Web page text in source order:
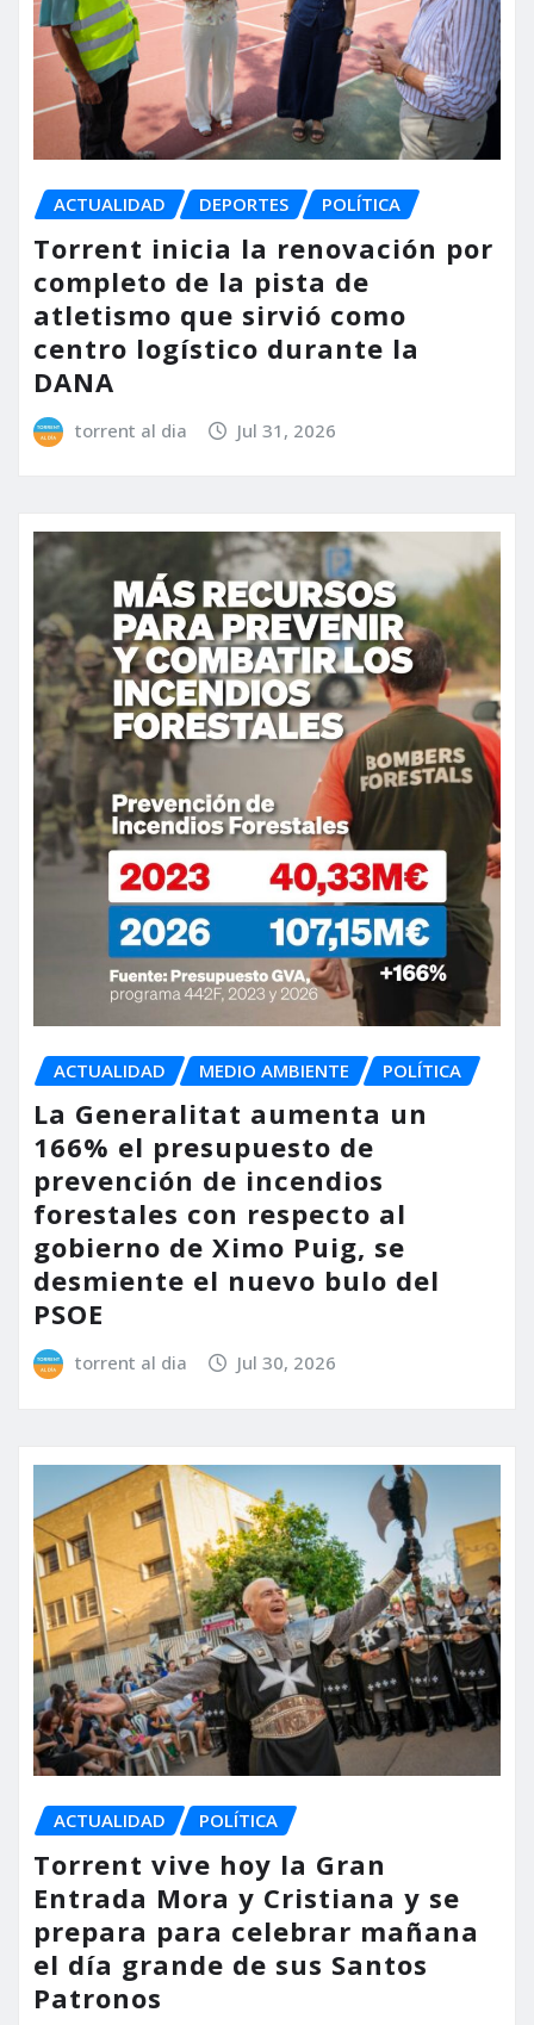
ACTUALIDAD DEPORTES POLÍTICA
Torrent inicia la renovación por
completo de la pista de
atletismo que sirvió como
centro logístico durante la
DANA
torrent al dia Jul 31, 2026
ACTUALIDAD MEDIO AMBIENTE POLÍTICA
La Generalitat aumenta un
166% el presupuesto de
prevención de incendios
forestales con respecto al
gobierno de Ximo Puig, se
desmiente el nuevo bulo del
PSOE
torrent al dia Jul 30, 2026
ACTUALIDAD POLÍTICA
Torrent vive hoy la Gran
Entrada Mora y Cristiana y se
prepara para celebrar mañana
el día grande de sus Santos
Patronos